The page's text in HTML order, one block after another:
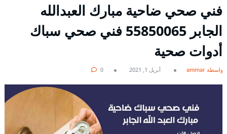
فني صحي ضاحية مبارك العبدالله
الجابر 55850065 فني صحي سباك
أدوات صحية
بواسطة ammar أبريل 1, 2021 0